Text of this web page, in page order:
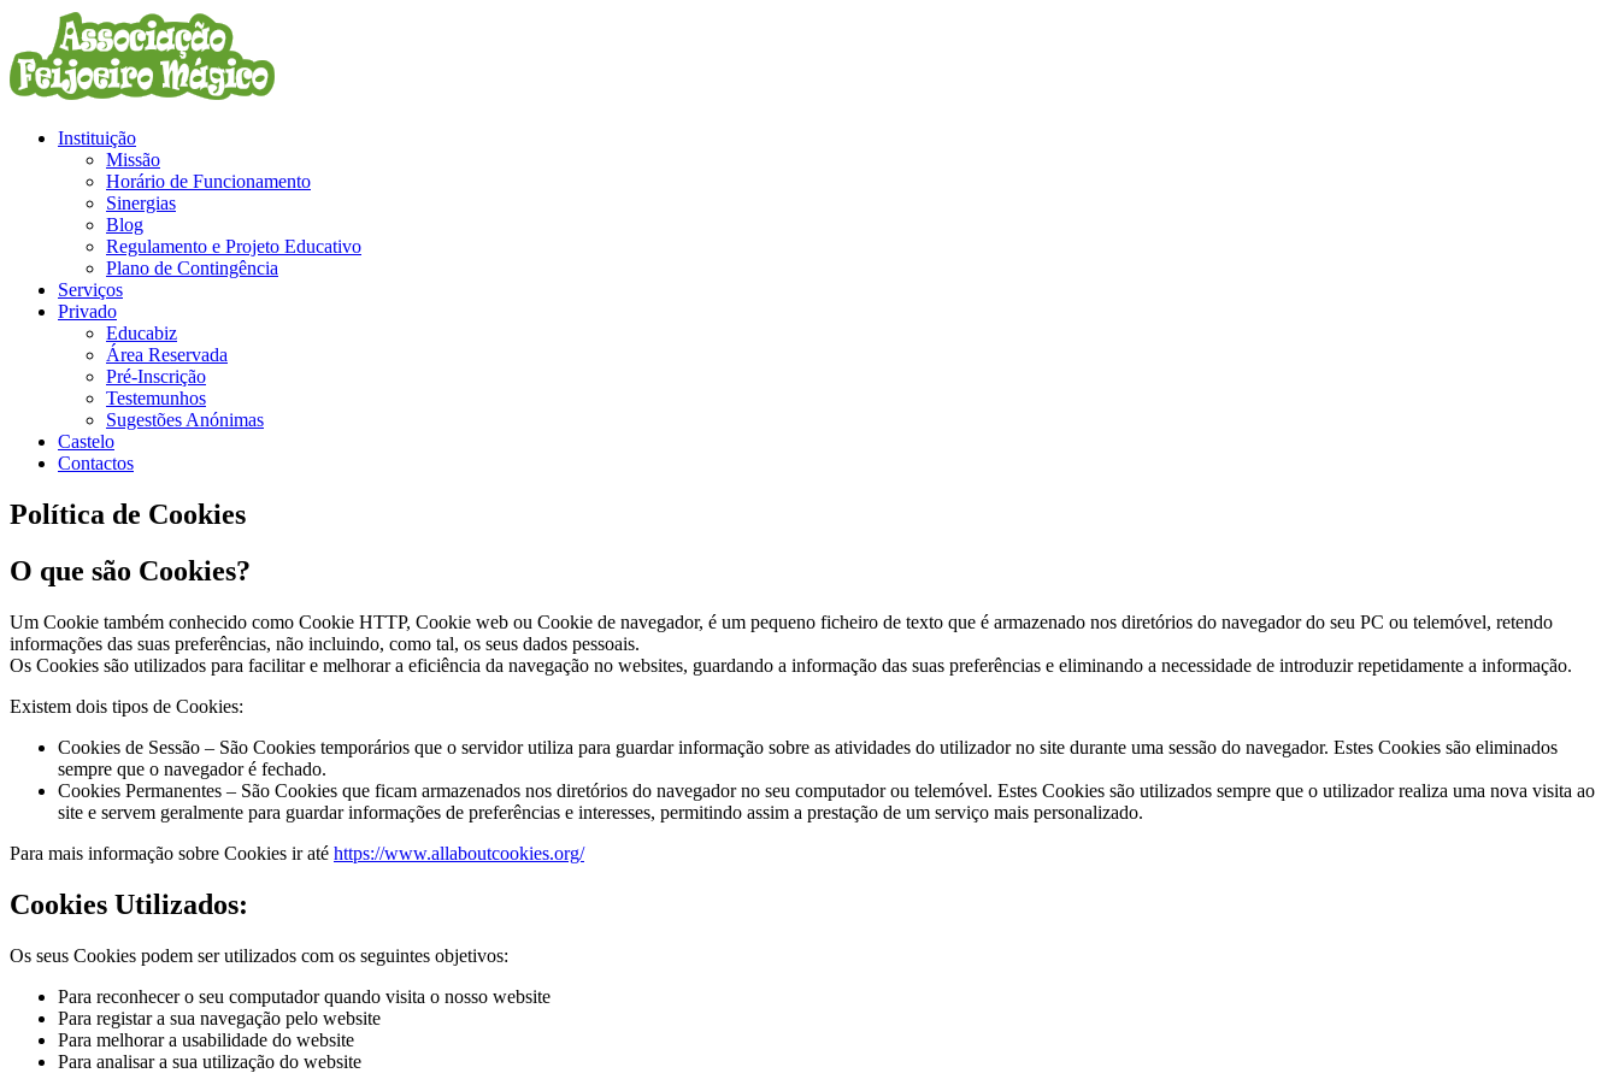
Instituição
Missão
Horário de Funcionamento
Sinergias
Blog
Regulamento e Projeto Educativo
Plano de Contingência
Serviços
Privado
Educabiz
Área Reservada
Pré-Inscrição
Testemunhos
Sugestões Anónimas
Castelo
Contactos
Política de Cookies
O que são Cookies?
Um Cookie também conhecido como Cookie HTTP, Cookie web ou Cookie de navegador, é um pequeno ficheiro de texto que é armazenado nos diretórios do navegador do seu PC ou telemóvel, retendo
informações das suas preferências, não incluindo, como tal, os seus dados pessoais.
Os Cookies são utilizados para facilitar e melhorar a eficiência da navegação no websites, guardando a informação das suas preferências e eliminando a necessidade de introduzir repetidamente a informação.
Existem dois tipos de Cookies:
Cookies de Sessão – São Cookies temporários que o servidor utiliza para guardar informação sobre as atividades do utilizador no site durante uma sessão do navegador. Estes Cookies são eliminados
sempre que o navegador é fechado.
Cookies Permanentes – São Cookies que ficam armazenados nos diretórios do navegador no seu computador ou telemóvel. Estes Cookies são utilizados sempre que o utilizador realiza uma nova visita ao
site e servem geralmente para guardar informações de preferências e interesses, permitindo assim a prestação de um serviço mais personalizado.
Para mais informação sobre Cookies ir até https://www.allaboutcookies.org/
Cookies Utilizados:
Os seus Cookies podem ser utilizados com os seguintes objetivos:
Para reconhecer o seu computador quando visita o nosso website
Para registar a sua navegação pelo website
Para melhorar a usabilidade do website
Para analisar a sua utilização do website